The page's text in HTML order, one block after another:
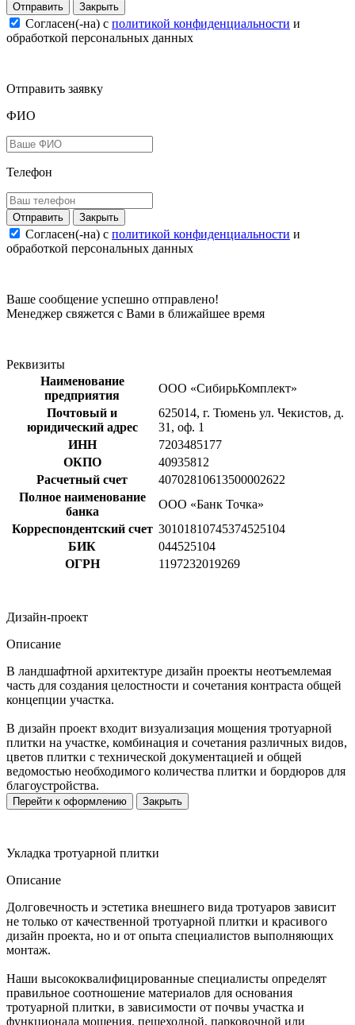
Закрыть
Согласен(-на) c политикой конфиденциальности и
обработкой персональных данных
Отправить заявку
ФИО
Телефон
Закрыть
Согласен(-на) c политикой конфиденциальности и
обработкой персональных данных
Ваше сообщение успешно отправлено!
Менеджер свяжется с Вами в ближайшее время
Реквизиты
Наименование
предприятия
ООО «СибирьКомплект»
Почтовый и
юридический адрес
625014, г. Тюмень ул. Чекистов, д.
31, оф. 1
ИНН
7203485177
ОКПО
40935812
Расчетный счет
40702810613500002622
Полное наименование
банка
ООО «Банк Точка»
Корреспондентский счет 30101810745374525104
БИК
044525104
ОГРН
1197232019269
Дизайн-проект
Описание
В ландшафтной архитектуре дизайн проекты неотъемлемая
часть для создания целостности и сочетания контраста общей
концепции участка.
В дизайн проект входит визуализация мощения тротуарной
плитки на участке, комбинация и сочетания различных видов,
цветов плитки с технической документацией и общей
ведомостью необходимого количества плитки и бордюров для
благоустройства.
Перейти к оформлению Закрыть
Укладка тротуарной плитки
Описание
Долговечность и эстетика внешнего вида тротуаров зависит
не только от качественной тротуарной плитки и красивого
дизайн проекта, но и от опыта специалистов выполняющих
монтаж.
Наши высококвалифицированные специалисты определят
правильное соотношение материалов для основания
тротуарной плитки, в зависимости от почвы участка и
функционала мощения, пешеходной, парковочной или